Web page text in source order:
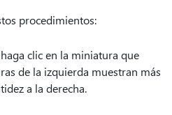
procedimientos:
clic en la miniatura que
de la izquierda muestran más
a la derecha.